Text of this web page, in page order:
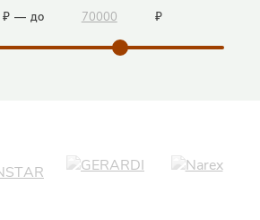
₽ — до ₽